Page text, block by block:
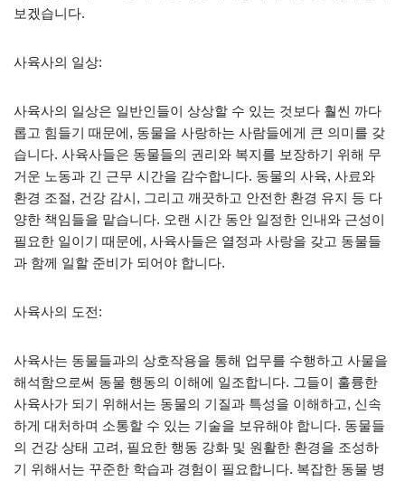
보겠습니다.
사육사의 일상:
사육사의 일상은 일반인들이 상상할 수 있는 것보다 훨씬 까다
롭고 힘들기 때문에, 동물을 사랑하는 사람들에게 큰 의미를 갖
습니다. 사육사들은 동물들의 권리와 복지를 보장하기 위해 무
거운 노동과 긴 근무 시간을 감수합니다. 동물의 사육, 사료와
환경 조절, 건강 감시, 그리고 깨끗하고 안전한 환경 유지 등 다
양한 책임들을 맡습니다. 오랜 시간 동안 일정한 인내와 근성이
필요한 일이기 때문에, 사육사들은 열정과 사랑을 갖고 동물들
과 함께 일할 준비가 되어야 합니다.
사육사의 도전:
사육사는 동물들과의 상호작용을 통해 업무를 수행하고 사물을
해석함으로써 동물 행동의 이해에 일조합니다. 그들이 훌륭한
사육사가 되기 위해서는 동물의 기질과 특성을 이해하고, 신속
하게 대처하며 소통할 수 있는 기술을 보유해야 합니다. 동물들
의 건강 상태 고려, 필요한 행동 강화 및 원활한 환경을 조성하
기 위해서는 꾸준한 학습과 경험이 필요합니다. 복잡한 동물 병